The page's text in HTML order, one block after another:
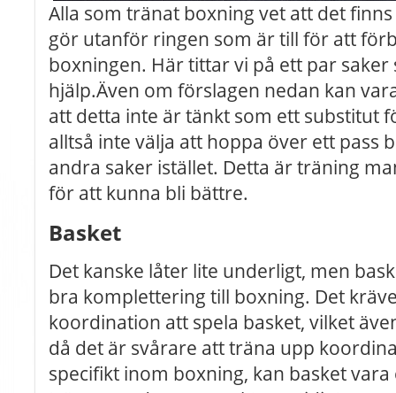
Alla som tränat boxning vet att det
gör utanför ringen som är till för att
boxningen. Här tittar vi på ett par saker
hjälp.Även om förslagen nedan kan
att detta inte är tänkt som ett substitut
alltså inte välja att hoppa över ett pass
andra saker istället. Detta är träning
för att kunna bli bättre.
Basket
Det kanske låter lite underligt, men
bra komplettering till boxning. Det
koordination att spela basket, vilket
då det är svårare att träna upp
specifikt inom boxning, kan basket